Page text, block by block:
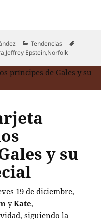
expríncipe Andrés: de la
Categorías
Tendencias
,Jeffrey Epstein,Norfolk
y su
19 de diciembre,
yKate,
siguiendo la